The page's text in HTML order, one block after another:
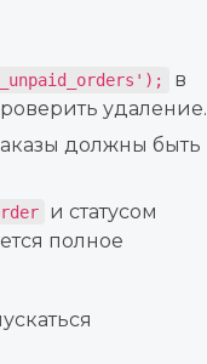
в
удаление.
должны быть
и статусом
полное